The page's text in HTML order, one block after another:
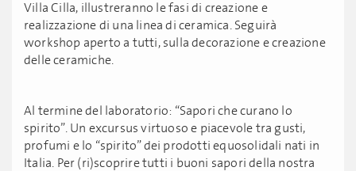
Villa Cilla, illustreranno le fasi di creazione e
realizzazione di una linea di ceramica. Seguirà
workshop aperto a tutti, sulla decorazione e creazione
delle ceramiche.
Al termine del laboratorio: “Sapori che curano lo
spirito”. Un excursus virtuoso e piacevole tra gusti,
profumi e lo “spirito” dei prodotti equosolidali nati in
Italia. Per (ri)scoprire tutti i buoni sapori della nostra